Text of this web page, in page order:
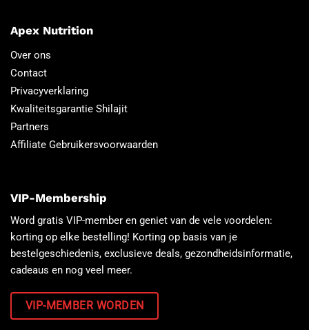
Apex Nutrition
Over ons
Contact
Privacyverklaring
Kwaliteitsgarantie Shilajit
Partners
Affiliate Gebruikersvoorwaarden
VIP-Membership
Word gratis VIP-member en geniet van de vele voordelen:
korting op elke bestelling! Korting op basis van je
bestelgeschiedenis, exclusieve deals, gezondheidsinformatie,
cadeaus en nog veel meer.
VIP-MEMBER WORDEN